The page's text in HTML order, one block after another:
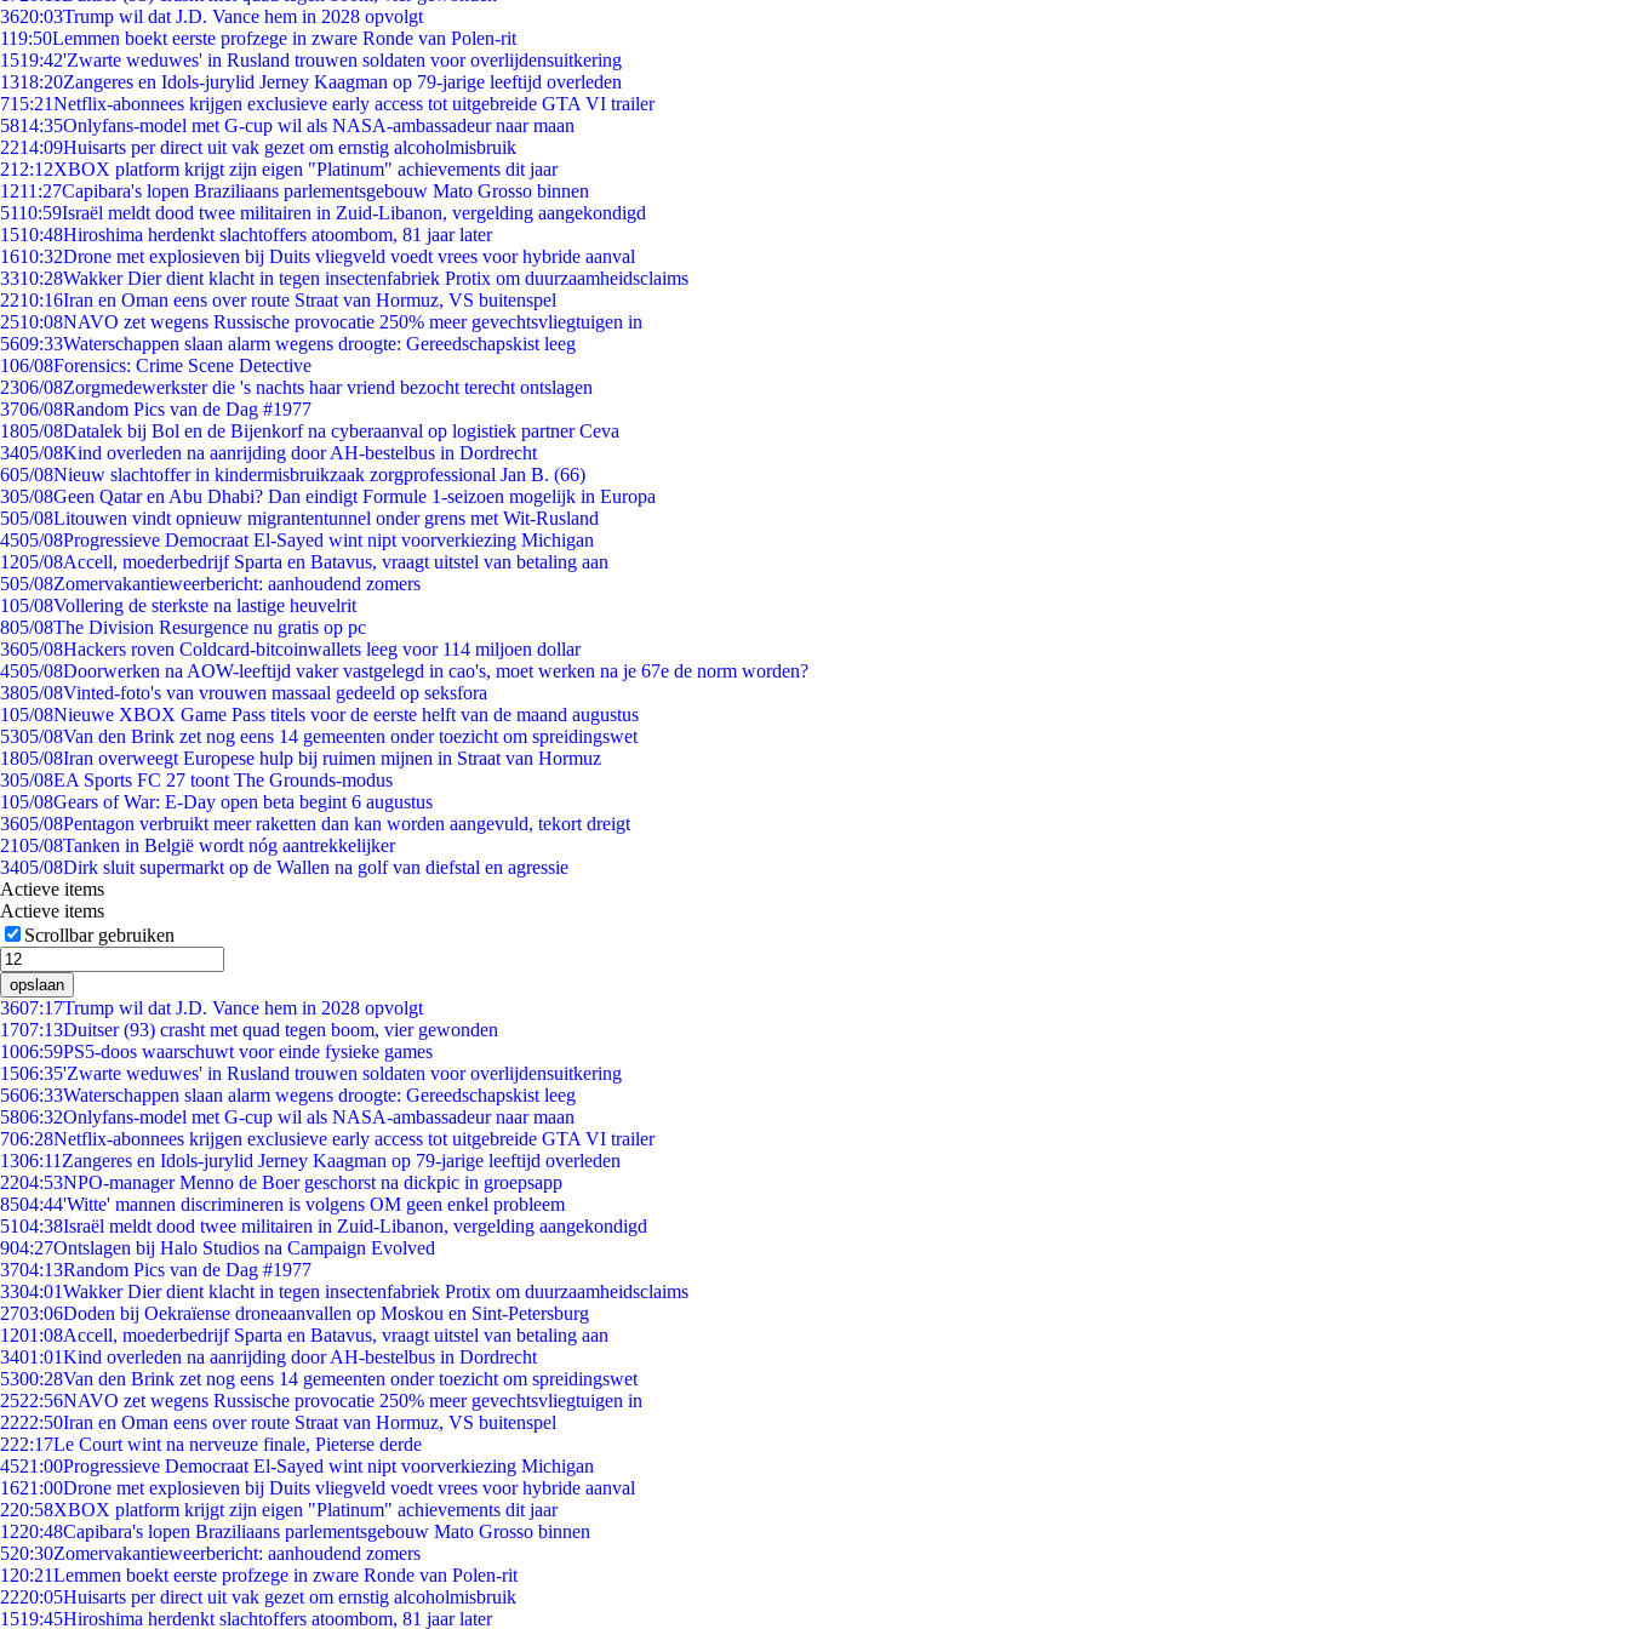
3620:03Trump wil dat J.D. Vance hem in 2028 opvolgt
119:50Lemmen boekt eerste profzege in zware Ronde van Polen-rit
1519:42'Zwarte weduwes' in Rusland trouwen soldaten voor overlijdensuitkering
1318:20Zangeres en Idols-jurylid Jerney Kaagman op 79-jarige leeftijd overleden
715:21Netflix-abonnees krijgen exclusieve early access tot uitgebreide GTA VI trailer
5814:35Onlyfans-model met G-cup wil als NASA-ambassadeur naar maan
2214:09Huisarts per direct uit vak gezet om ernstig alcoholmisbruik
212:12XBOX platform krijgt zijn eigen "Platinum" achievements dit jaar
1211:27Capibara's lopen Braziliaans parlementsgebouw Mato Grosso binnen
5110:59Israël meldt dood twee militairen in Zuid-Libanon, vergelding aangekondigd
1510:48Hiroshima herdenkt slachtoffers atoombom, 81 jaar later
1610:32Drone met explosieven bij Duits vliegveld voedt vrees voor hybride aanval
3310:28Wakker Dier dient klacht in tegen insectenfabriek Protix om duurzaamheidsclaims
2210:16Iran en Oman eens over route Straat van Hormuz, VS buitenspel
2510:08NAVO zet wegens Russische provocatie 250% meer gevechtsvliegtuigen in
5609:33Waterschappen slaan alarm wegens droogte: Gereedschapskist leeg
106/08Forensics: Crime Scene Detective
2306/08Zorgmedewerkster die 's nachts haar vriend bezocht terecht ontslagen
3706/08Random Pics van de Dag #1977
1805/08Datalek bij Bol en de Bijenkorf na cyberaanval op logistiek partner Ceva
3405/08Kind overleden na aanrijding door AH-bestelbus in Dordrecht
605/08Nieuw slachtoffer in kindermisbruikzaak zorgprofessional Jan B. (66)
305/08Geen Qatar en Abu Dhabi? Dan eindigt Formule 1-seizoen mogelijk in Europa
505/08Litouwen vindt opnieuw migrantentunnel onder grens met Wit-Rusland
4505/08Progressieve Democraat El-Sayed wint nipt voorverkiezing Michigan
1205/08Accell, moederbedrijf Sparta en Batavus, vraagt uitstel van betaling aan
505/08Zomervakantieweerbericht: aanhoudend zomers
105/08Vollering de sterkste na lastige heuvelrit
805/08The Division Resurgence nu gratis op pc
3605/08Hackers roven Coldcard-bitcoinwallets leeg voor 114 miljoen dollar
4505/08Doorwerken na AOW-leeftijd vaker vastgelegd in cao's, moet werken na je 67e de norm worden?
3805/08Vinted-foto's van vrouwen massaal gedeeld op seksfora
105/08Nieuwe XBOX Game Pass titels voor de eerste helft van de maand augustus
5305/08Van den Brink zet nog eens 14 gemeenten onder toezicht om spreidingswet
1805/08Iran overweegt Europese hulp bij ruimen mijnen in Straat van Hormuz
305/08EA Sports FC 27 toont The Grounds-modus
105/08Gears of War: E-Day open beta begint 6 augustus
3605/08Pentagon verbruikt meer raketten dan kan worden aangevuld, tekort dreigt
2105/08Tanken in België wordt nóg aantrekkelijker
3405/08Dirk sluit supermarkt op de Wallen na golf van diefstal en agressie
Actieve items
Actieve items
Scrollbar gebruiken
opslaan
3607:17Trump wil dat J.D. Vance hem in 2028 opvolgt
1707:13Duitser (93) crasht met quad tegen boom, vier gewonden
1006:59PS5-doos waarschuwt voor einde fysieke games
1506:35'Zwarte weduwes' in Rusland trouwen soldaten voor overlijdensuitkering
5606:33Waterschappen slaan alarm wegens droogte: Gereedschapskist leeg
5806:32Onlyfans-model met G-cup wil als NASA-ambassadeur naar maan
706:28Netflix-abonnees krijgen exclusieve early access tot uitgebreide GTA VI trailer
1306:11 Zangeres en Idols-jurylid Jerney Kaagman op 79-jarige leeftijd overleden
2204:53NPO-manager Menno de Boer geschorst na dickpic in groepsapp
8504:44'Witte' mannen discrimineren is volgens OM geen enkel probleem
5104:38Israël meldt dood twee militairen in Zuid-Libanon, vergelding aangekondigd
904:27Ontslagen bij Halo Studios na Campaign Evolved
3704:13Random Pics van de Dag #1977
3304:01Wakker Dier dient klacht in tegen insectenfabriek Protix om duurzaamheidsclaims
2703:06Doden bij Oekraïense droneaanvallen op Moskou en Sint-Petersburg
1201:08Accell, moederbedrijf Sparta en Batavus, vraagt uitstel van betaling aan
3401:01Kind overleden na aanrijding door AH-bestelbus in Dordrecht
5300:28Van den Brink zet nog eens 14 gemeenten onder toezicht om spreidingswet
2522:56NAVO zet wegens Russische provocatie 250% meer gevechtsvliegtuigen in
2222:50Iran en Oman eens over route Straat van Hormuz, VS buitenspel
222:17Le Court wint na nerveuze finale, Pieterse derde
4521:00Progressieve Democraat El-Sayed wint nipt voorverkiezing Michigan
1621:00Drone met explosieven bij Duits vliegveld voedt vrees voor hybride aanval
220:58XBOX platform krijgt zijn eigen "Platinum" achievements dit jaar
1220:48Capibara's lopen Braziliaans parlementsgebouw Mato Grosso binnen
520:30Zomervakantieweerbericht: aanhoudend zomers
1 20:21Lemmen boekt eerste profzege in zware Ronde van Polen-rit
2220:05Huisarts per direct uit vak gezet om ernstig alcoholmisbruik
1519:45Hiroshima herdenkt slachtoffers atoombom, 81 jaar later